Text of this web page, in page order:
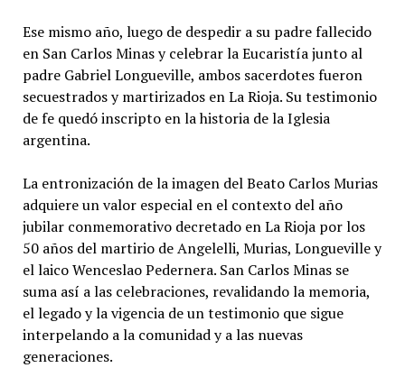
Ese mismo año, luego de despedir a su padre fallecido
en San Carlos Minas y celebrar la Eucaristía junto al
padre Gabriel Longueville, ambos sacerdotes fueron
secuestrados y martirizados en La Rioja. Su testimonio
de fe quedó inscripto en la historia de la Iglesia
argentina.
La entronización de la imagen del Beato Carlos Murias
adquiere un valor especial en el contexto del año
jubilar conmemorativo decretado en La Rioja por los
50 años del martirio de Angelelli, Murias, Longueville y
el laico Wenceslao Pedernera. San Carlos Minas se
suma así a las celebraciones, revalidando la memoria,
el legado y la vigencia de un testimonio que sigue
interpelando a la comunidad y a las nuevas
generaciones.